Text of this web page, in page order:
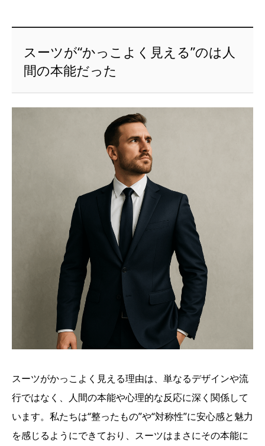
スーツが“かっこよく見える”のは人
間の本能だった
スーツがかっこよく見える理由は、単なるデザインや流
行ではなく、人間の本能や心理的な反応に深く関係して
います。私たちは“整ったもの”や“対称性”に安心感と魅力
を感じるようにできており、スーツはまさにその本能に